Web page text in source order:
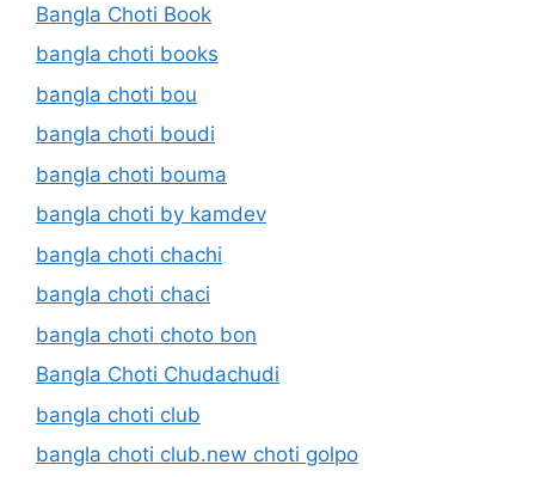
Bangla Choti Book
bangla choti books
bangla choti bou
bangla choti boudi
bangla choti bouma
bangla choti by kamdev
bangla choti chachi
bangla choti chaci
bangla choti choto bon
Bangla Choti Chudachudi
bangla choti club
bangla choti club.new choti golpo